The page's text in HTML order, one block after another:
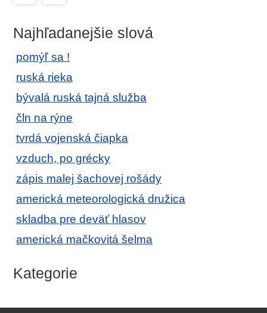
Najhľadanejšie slová
pomýľ sa !
ruská rieka
bývalá ruská tajná služba
čln na rýne
tvrdá vojenská čiapka
vzduch, po grécky
zápis malej šachovej rošády
americká meteorologická družica
skladba pre deväť hlasov
americká mačkovitá šelma
Kategorie